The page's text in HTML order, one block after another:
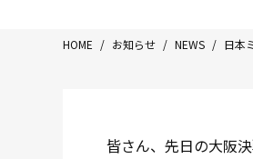
HOME / お知らせ / NEWS / 日本
皆さん、先日の大阪決